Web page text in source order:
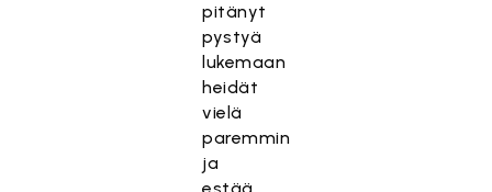
pitänyt
pystyä
lukemaan
heidät
vielä
paremmin
ja